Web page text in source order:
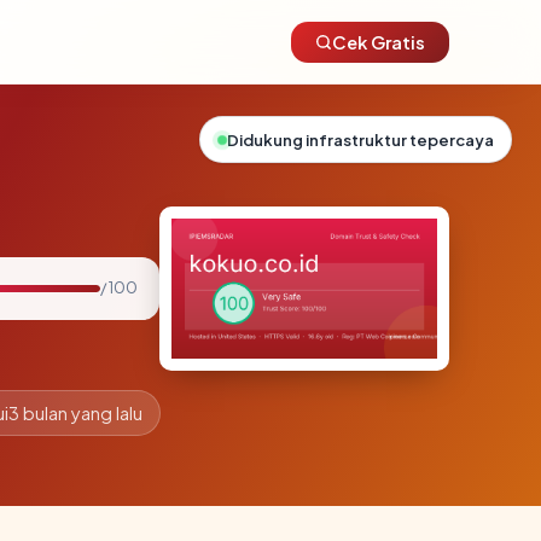
Cek Gratis
/ 100
3 bulan yang lalu
Didukung infrastruktur tepercaya